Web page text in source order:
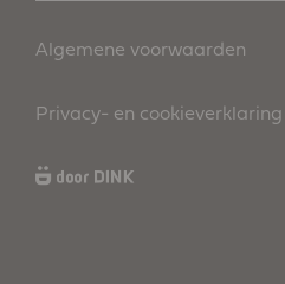
Algemene voorwaarden
Privacy- en cookieverklaring